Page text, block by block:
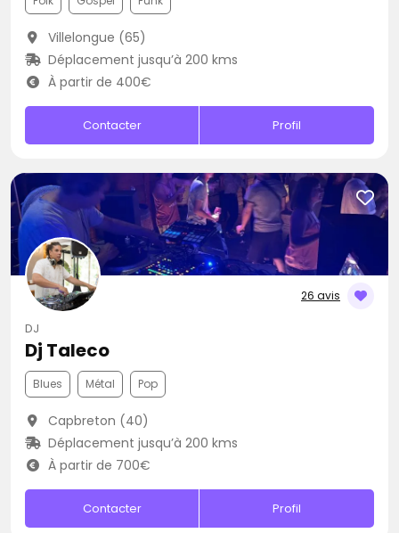
Villelongue (65)
Déplacement jusqu’à 200 kms
À partir de 400€
Contacter Profil
26 avis
DJ
Dj Taleco
Blues Métal Pop
Capbreton (40)
Déplacement jusqu’à 200 kms
À partir de 700€
Contacter Profil